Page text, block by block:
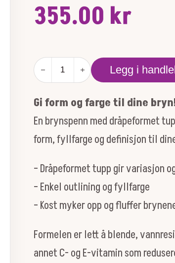
355.00 kr
PUREBROW®
SHAPING
PENCIL
ASH
BLONDE
antall
Legg i
Gi form og farge til dine
En brynspenn med dråpeformet
form, fyllfarge og definisjon til
– Dråpeformet tupp gir variasjon
– Enkel outlining og fyllfarge
– Kost myker opp og fluffer
Formelen er lett å blende,
annet C- og E-vitamin som